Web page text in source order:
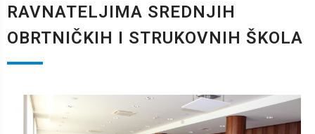
RAVNATELJIMA SREDNJIH
OBRTNIČKIH I STRUKOVNIH ŠKOLA